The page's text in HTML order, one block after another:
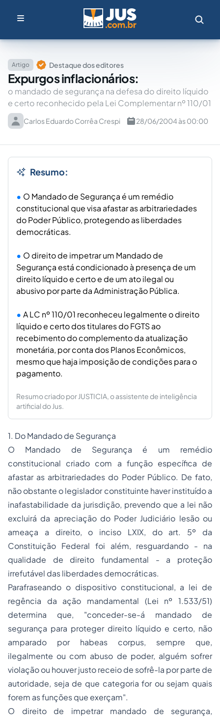
Artigo Destaque dos editores
Expurgos inflacionários:
o mandado de segurança na defesa do direito líquido
e certo reconhecido pela Lei Complementar nº 110/01
Carlos Eduardo Corrêa Crespi 28/06/2004 às 00:00
Resumo:
O Mandado de Segurança é um remédio
constitucional que visa afastar as arbitrariedades
do Poder Público, protegendo as liberdades
democráticas.
O direito de impetrar um Mandado de
Segurança está condicionado à presença de um
direito líquido e certo e de um ato ilegal ou
abusivo por parte da Administração Pública.
A LC nº 110/01 reconheceu legalmente o direito
líquido e certo dos titulares do FGTS ao
recebimento do complemento da atualização
monetária, por conta dos Planos Econômicos,
mesmo que haja imposição de condições para o
pagamento.
Resumo criado por JUSTICIA, o assistente de inteligência
artificial do Jus.
1. Do Mandado de Segurança
O Mandado de Segurança é um remédio
constitucional criado com a função específica de
afastar as arbitrariedades do Poder Público. De fato,
não obstante o legislador constituinte haver instituído a
inafastabilidade da jurisdição, prevendo que a lei não
excluirá da apreciação do Poder Judiciário lesão ou
ameaça a direito, o inciso LXIX, do art. 5º da
Constituição Federal foi além, resguardando - na
qualidade de direito fundamental - a proteção
irrefutável das liberdades democráticas.
Parafraseando o dispositivo constitucional, a lei de
regência da ação mandamental (Lei nº 1.533/51)
determina que, "conceder-se-á mandado de
segurança para proteger direito líquido e certo, não
amparado por habeas corpus, sempre que,
ilegalmente ou com abuso de poder, alguém sofrer
violação ou houver justo receio de sofrê-la por parte de
autoridade, seja de que categoria for ou sejam quais
forem as funções que exerçam".
O direito de impetrar mandado de segurança,